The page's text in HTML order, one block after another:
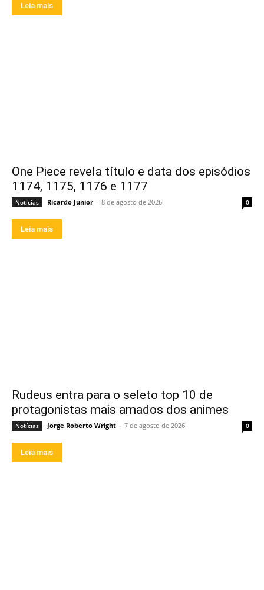
Leia mais
One Piece revela título e data dos episódios
1174, 1175, 1176 e 1177
Notícias Ricardo Junior - 8 de agosto de 2026 0
Leia mais
Rudeus entra para o seleto top 10 de
protagonistas mais amados dos animes
Notícias Jorge Roberto Wright - 7 de agosto de 2026 0
Leia mais